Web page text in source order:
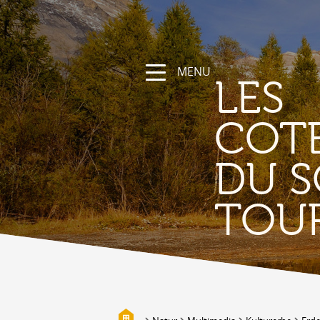
NATUR
Die Region
Wandern und Sportwege
Das Wallis mit Fahrrad und
Mountainbike
Biotope
MENU
LES
DU